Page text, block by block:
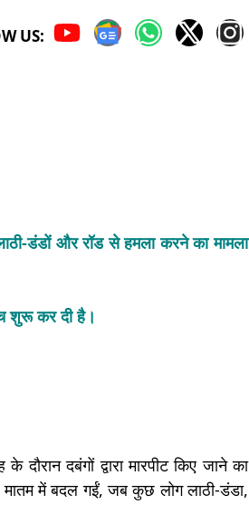
US:
लाठी-डंडों और रॉड से हमला करने का मामला
शुरू कर दी है।
दबंगों द्वारा मारपीट किए जाने का
में बदल गईं, जब कुछ लोग लाठी-डंडा,